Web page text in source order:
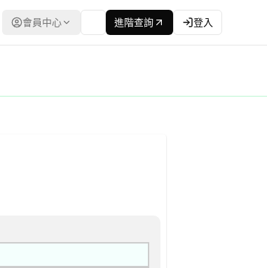
會員中心 進階查詢 登入
邀標) 公告
| 資料來源：台灣政府電子採購網（公共工程委